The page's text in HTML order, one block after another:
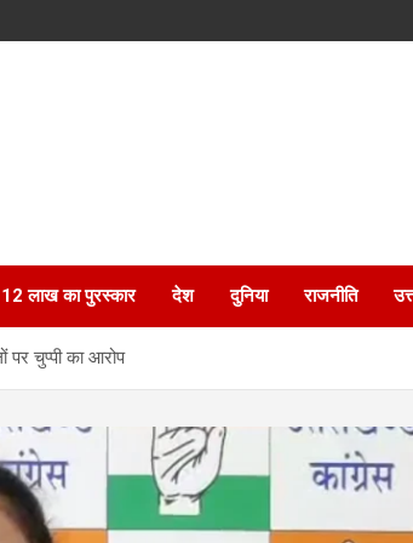
12 लाख का पुरस्कार देश दुनिया राजनीति
पर चुप्पी का आरोप